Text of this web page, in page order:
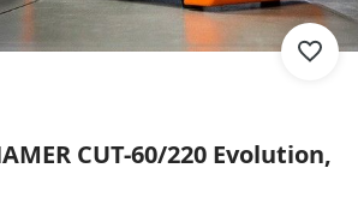
CUT-60/220 Evolution,